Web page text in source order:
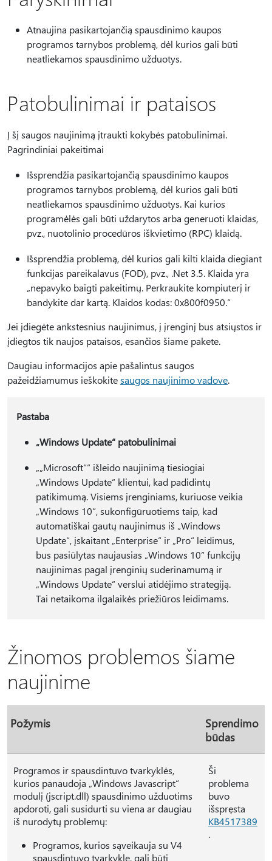
Atnaujina pasikartojančią spausdinimo kaupos
programos tarnybos problemą, dėl kurios gali būti
neatliekamos spausdinimo užduotys.
Patobulinimai ir pataisos
Į šį saugos naujinimą įtraukti kokybės patobulinimai.
Pagrindiniai pakeitimai
Išsprendžia pasikartojančią spausdinimo kaupos
programos tarnybos problemą, dėl kurios gali būti
neatliekamos spausdinimo užduotys. Kai kurios
programėlės gali būti uždarytos arba generuoti klaidas,
pvz., nuotolinio procedūros iškvietimo (RPC) klaidą.
Išsprendžia problemą, dėl kurios gali kilti klaida diegiant
funkcijas pareikalavus (FOD), pvz., .Net 3.5. Klaida yra
„nepavyko baigti pakeitimų. Perkraukite kompiuterį ir
bandykite dar kartą. Klaidos kodas: 0x800f0950.“
Jei įdiegėte ankstesnius naujinimus, į įrenginį bus atsiųstos ir
įdiegtos tik naujos pataisos, esančios šiame pakete.
Daugiau informacijos apie pašalintus saugos
pažeidžiamumus ieškokitesaugos naujinimo vadove.
Pastaba
„Windows Update“ patobulinimai
„„Microsoft““ išleido naujinimą tiesiogiai
„Windows Update“ klientui, kad padidintų
patikimumą. Visiems įrenginiams, kuriuose veikia
„Windows 10“, sukonfigūruotiems taip, kad
automatiškai gautų naujinimus iš „Windows
Update“, įskaitant „Enterprise“ ir „Pro“ leidimus,
bus pasiūlytas naujausias „Windows 10“ funkcijų
naujinimas pagal įrenginių suderinamumą ir
„Windows Update“ verslui atidėjimo strategiją.
Tai netaikoma ilgalaikės priežiūros leidimams.
Žinomos problemos šiame
naujinime
Požymis
Sprendimo
būdas
Programos ir spausdintuvo tvarkyklės,
kurios panaudoja „Windows Javascript“
modulį (jscript.dll) spausdinimo užduotims
apdoroti, gali susidurti su viena ar daugiau
iš nurodytų problemų:
Programos, kurios sąveikauja su V4
spausdintuvo tvarkykle, gali būti
Ši
problema
buvo
išspręsta
KB4517389
.